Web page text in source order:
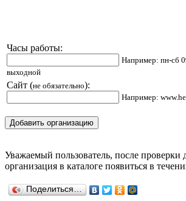
Часы работы:
Например: пн-сб
выходной
Сайт (не обязательно):
Например:
Уважаемый пользователь, после проверки
организация в каталоге появиться в
Поделиться…